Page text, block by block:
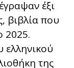
έξι
βιβλία που
2025.
της